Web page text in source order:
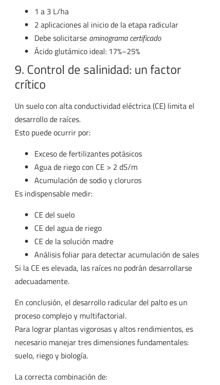
1 a 3 L/ha
2 aplicaciones al inicio de la etapa radicular
Debe solicitarse aminograma certificado
Ácido glutámico ideal: 17%–25%
9. Control de salinidad: un factor
crítico
Un suelo con alta conductividad eléctrica (CE) limita el
desarrollo de raíces.
Esto puede ocurrir por:
Exceso de fertilizantes potásicos
Agua de riego con CE > 2 dS/m
Acumulación de sodio y cloruros
Es indispensable medir:
CE del suelo
CE del agua de riego
CE de la solución madre
Análisis foliar para detectar acumulación de sales
Si la CE es elevada, las raíces no podrán desarrollarse
adecuadamente.
En conclusión, el desarrollo radicular del palto es un
proceso complejo y multifactorial.
Para lograr plantas vigorosas y altos rendimientos, es
necesario manejar tres dimensiones fundamentales:
suelo, riego y biología.
La correcta combinación de: